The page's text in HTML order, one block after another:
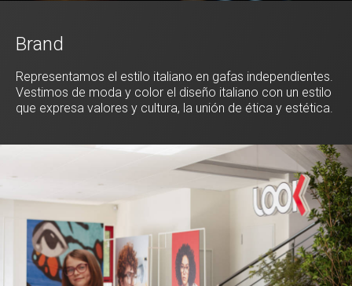
Brand
Representamos el estilo italiano en gafas independientes.
Vestimos de moda y color el diseño italiano con un estilo
que expresa valores y cultura, la unión de ética y estética.